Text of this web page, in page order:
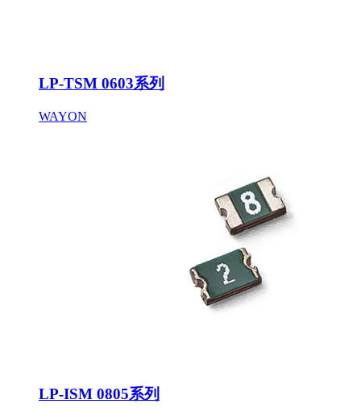
LP-TSM 0603系列
WAYON
LP-ISM 0805系列